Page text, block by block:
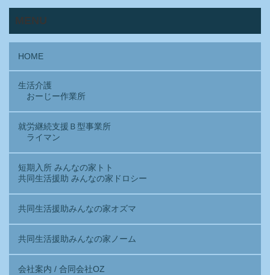
MENU
HOME
生活介護
おーじー作業所
就労継続支援Ｂ型事業所
ライマン
短期入所 みんなの家トト
共同生活援助 みんなの家ドロシー
共同生活援助みんなの家オズマ
共同生活援助みんなの家ノーム
会社案内 / 合同会社OZ